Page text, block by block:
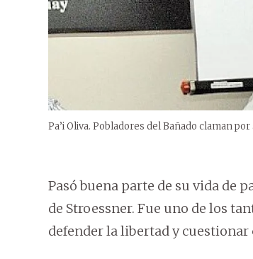
Pa’i Oliva. Pobladores del Bañado claman
Pasó buena parte de su vida de
de Stroessner. Fue uno de los
defender la libertad y cuestionar